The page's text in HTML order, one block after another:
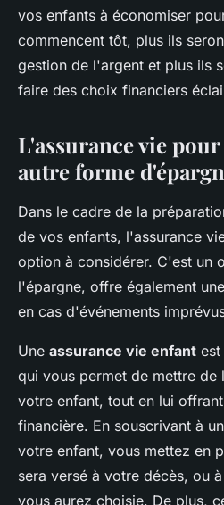
vos enfants à économiser
commencent tôt, plus ils
gestion de l'argent et plus ils
faire des choix financiers
L'assurance vie
autre forme
Dans le cadre de la
de vos enfants, l'assurance
option à considérer. C'est un
l'épargne, offre également
en cas d'événements
Une assurance vie enfant
qui vous permet de mettre
votre enfant, tout en lui
financière. En souscrivant à
votre enfant, vous mettez en
sera versé à votre décès, ou
vous aurez choisie. De plus,